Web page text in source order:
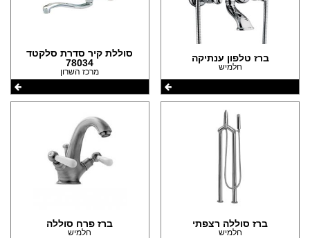
ברז טלפון ענתיקה
חלמיש
סוללת קיר סדרת סלקטד
78034
מרכז השרון
ברז סוללה רצפתי
חלמיש
ברז פרח סוללה
חלמיש